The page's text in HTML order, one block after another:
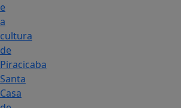
e
a
cultura
de
Piracicaba
Santa
Casa